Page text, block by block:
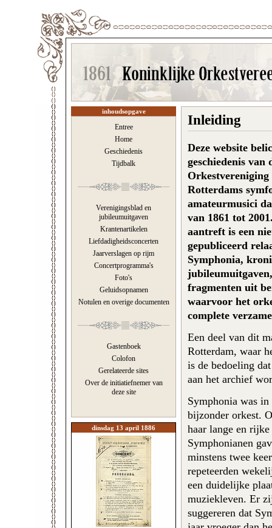
inhoudsopgave
Entree
Home
Geschiedenis
Tijdbalk
Verenigingsblad en
jubileumuitgaven
Krantenartikelen
Liefdadigheidsconcerten
Jaarverslagen op rijm
Concertprogramma's
Foto's
Geluidsopnamen
Notulen en overige documenten
Gastenboek
Colofon
Gerelateerde sites
Over de initiatiefnemer van
deze site
dinsdag 13 april 1886
Inleiding
Deze website
geschiedenis
Orkestvereniging
Rotterdams
amateurmusici
van 1861 tot
aantreft is een
gepubliceerd
Symphonia,
fragmenten uit
waarvoor het
complete
Een deel van dit
Rotterdam, waar
is de bedoeling
aan het archief
Symphonia was in
bijzonder orkest.
haar lange en
Symphonianen
minstens twee
repeteerden
een duidelijke
muziekleven. Er
suggereren dat